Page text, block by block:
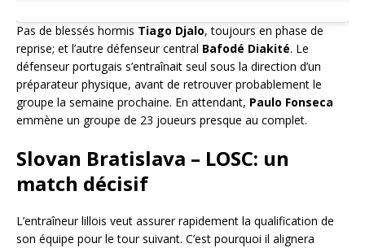
Pas de blessés hormis Tiago Djalo, toujours en phase de
reprise; et l’autre défenseur central Bafodé Diakité. Le
défenseur portugais s’entraînait seul sous la direction d’un
préparateur physique, avant de retrouver probablement le
groupe la semaine prochaine. En attendant, Paulo Fonseca
emmène un groupe de 23 joueurs presque au complet.
Slovan Bratislava – LOSC: un
match décisif
L’entraîneur lillois veut assurer rapidement la qualification de
son équipe pour le tour suivant. C’est pourquoi il alignera